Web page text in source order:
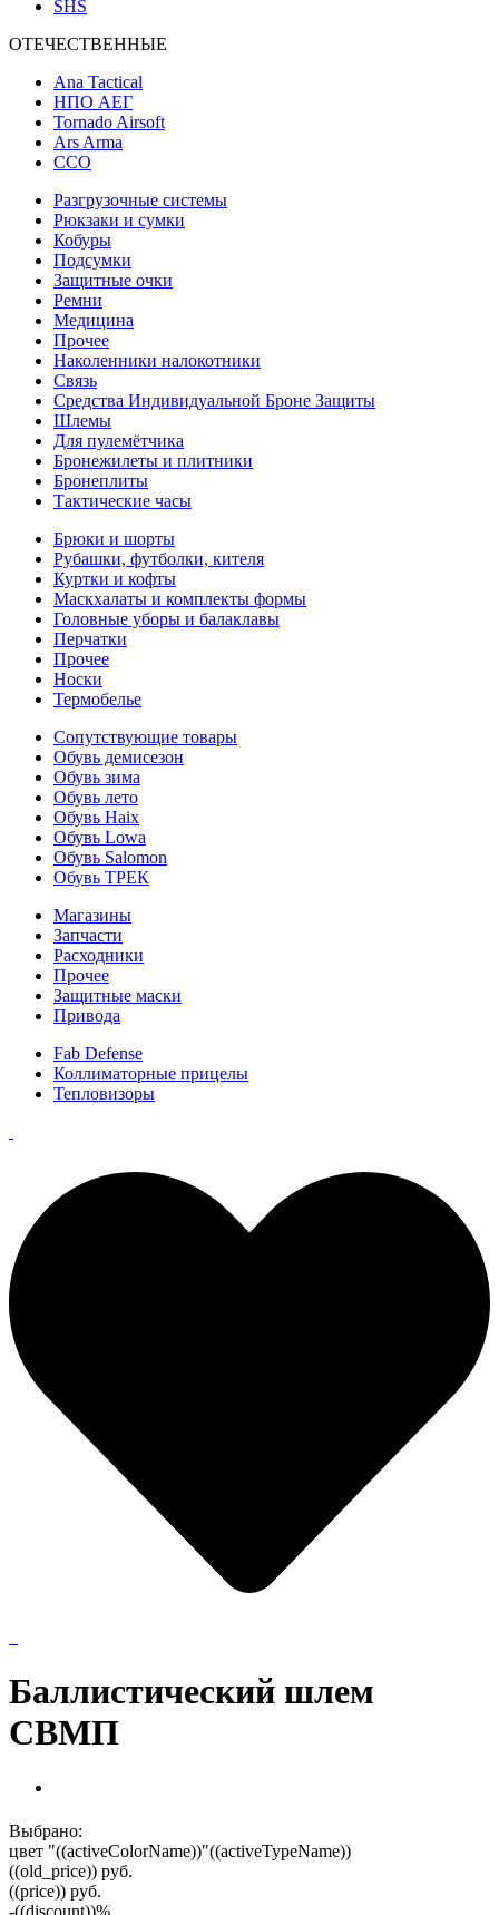
SHS
ОТЕЧЕСТВЕННЫЕ
Ana Tactical
НПО АЕГ
Tornado Airsoft
Ars Arma
ССО
Разгрузочные системы
Рюкзаки и сумки
Кобуры
Подсумки
Защитные очки
Ремни
Медицина
Прочее
Наколенники налокотники
Связь
Средства Индивидуальной Броне Защиты
Шлемы
Для пулемётчика
Бронежилеты и плитники
Бронеплиты
Тактические часы
Брюки и шорты
Рубашки, футболки, кителя
Куртки и кофты
Маскхалаты и комплекты формы
Головные уборы и балаклавы
Перчатки
Прочее
Носки
Термобелье
Сопутствующие товары
Обувь демисезон
Обувь зима
Обувь лето
Обувь Haix
Обувь Lowa
Обувь Salomon
Обувь ТРЕК
Магазины
Запчасти
Расходники
Прочее
Защитные маски
Привода
Fab Defense
Коллиматорные прицелы
Тепловизоры
Баллистический шлем
СВМП
Выбрано:
цвет "((activeColorName))"((activeTypeName))
((old_price)) руб.
((price)) руб.